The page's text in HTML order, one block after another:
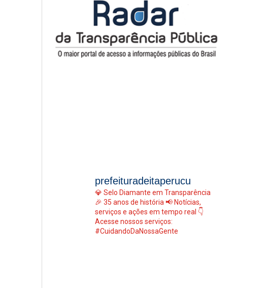
prefeituradeitaperucu
💎 Selo Diamante em Transparência
🎉 35 anos de história 📢 Notícias,
serviços e ações em tempo real 👇
Acesse nossos serviços:
#CuidandoDaNossaGente